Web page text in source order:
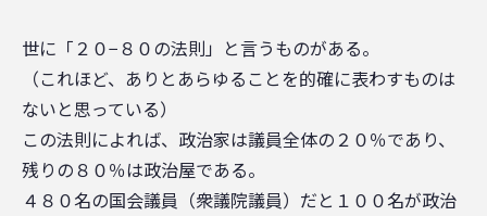
世に「２０−８０の法則」と言うものがある。
（これほど、ありとあらゆることを的確に表わすものは
ないと思っている）
この法則によれば、政治家は議員全体の２０％であり、
残りの８０％は政治屋である。
４８０名の国会議員（衆議院議員）だと１００名が政治